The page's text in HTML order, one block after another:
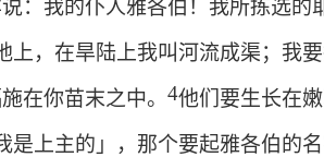
：我的仆人雅各伯！我所拣选的
上，在旱陆上我叫河流成渠；我
在你苗末之中。 4他们要生长在嫩
是上主的」，那个要起雅各伯的